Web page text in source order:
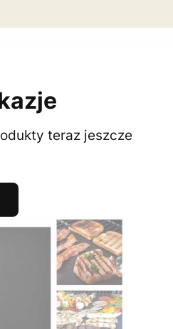
teraz jeszcze